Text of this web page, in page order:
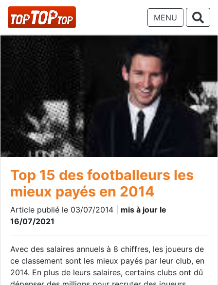
MENU
Top 15 des footballeurs les
mieux payés en 2014
Article publié le 03/07/2014 | mis à jour le
16/07/2021
Avec des salaires annuels à 8 chiffres, les joueurs de
ce classement sont les mieux payés par leur club, en
2014. En plus de leurs salaires, certains clubs ont dû